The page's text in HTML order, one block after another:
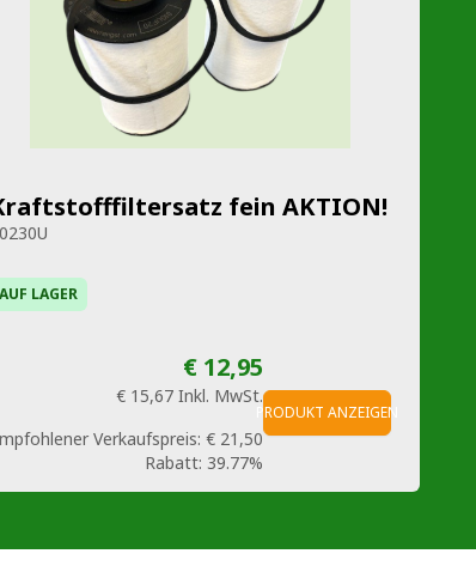
fein AKTION!
AUF LAGER
€ 12,95
€ 15,67 Inkl. MwSt.
Verkaufspreis: € 21,50
Rabatt: 39.77%
PRODUKT ANZEIGEN